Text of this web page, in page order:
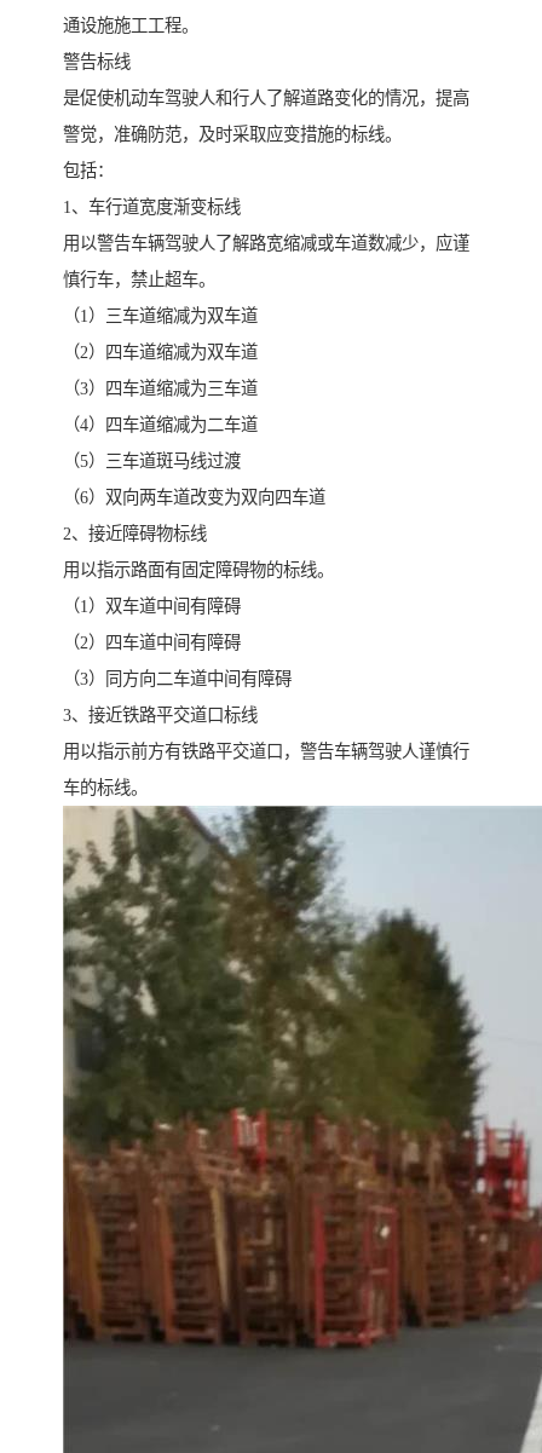
通设施施工工程。
警告标线
是促使机动车驾驶人和行人了解道路变化的情况，提高
警觉，准确防范，及时采取应变措施的标线。
包括：
1、车行道宽度渐变标线
用以警告车辆驾驶人了解路宽缩减或车道数减少，应谨
慎行车，禁止超车。
（1）三车道缩减为双车道
（2）四车道缩减为双车道
（3）四车道缩减为三车道
（4）四车道缩减为二车道
（5）三车道斑马线过渡
（6）双向两车道改变为双向四车道
2、接近障碍物标线
用以指示路面有固定障碍物的标线。
（1）双车道中间有障碍
（2）四车道中间有障碍
（3）同方向二车道中间有障碍
3、接近铁路平交道口标线
用以指示前方有铁路平交道口，警告车辆驾驶人谨慎行
车的标线。